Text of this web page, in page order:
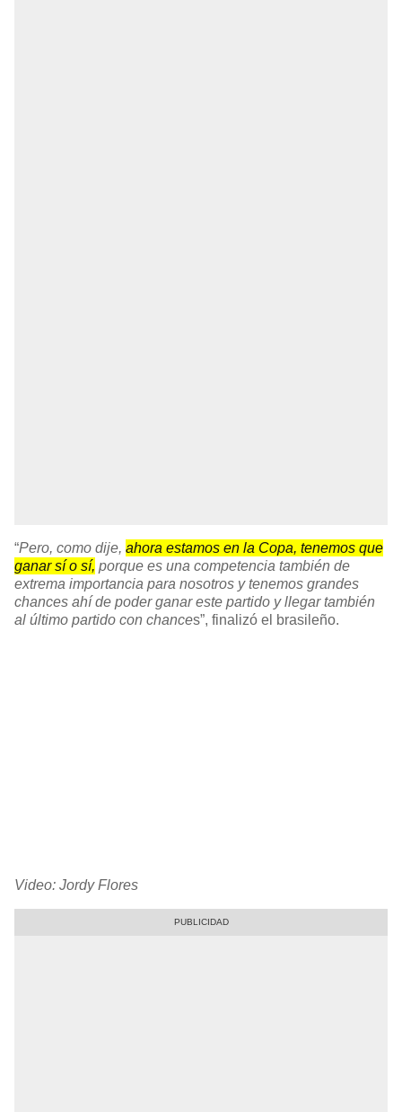
“Pero, como dije, ahora estamos en la Copa, tenemos que
ganar sí o sí, porque es una competencia también de
extrema importancia para nosotros y tenemos grandes
chances ahí de poder ganar este partido y llegar también
al último partido con chances”, finalizó el brasileño.
Video: Jordy Flores